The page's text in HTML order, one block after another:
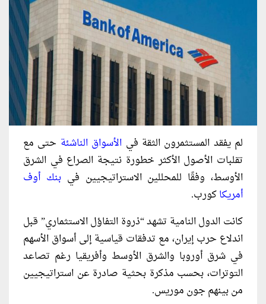
لم يفقد المستثمرون الثقة في الأسواق الناشئة حتى مع
تقلبات الأصول الأكثر خطورة نتيجة الصراع في الشرق
الأوسط، وفقًا للمحللين الاستراتيجيين فيبنك أوف
أمريكاكورب.
كانت الدول النامية تشهد “ذروة التفاؤل الاستثماري” قبل
اندلاع حرب إيران، مع تدفقات قياسية إلى أسواق الأسهم
في شرق أوروبا والشرق الأوسط وأفريقيا رغم تصاعد
التوترات، بحسب مذكرة بحثية صادرة عن استراتيجيين
من بينهم جون موريس.